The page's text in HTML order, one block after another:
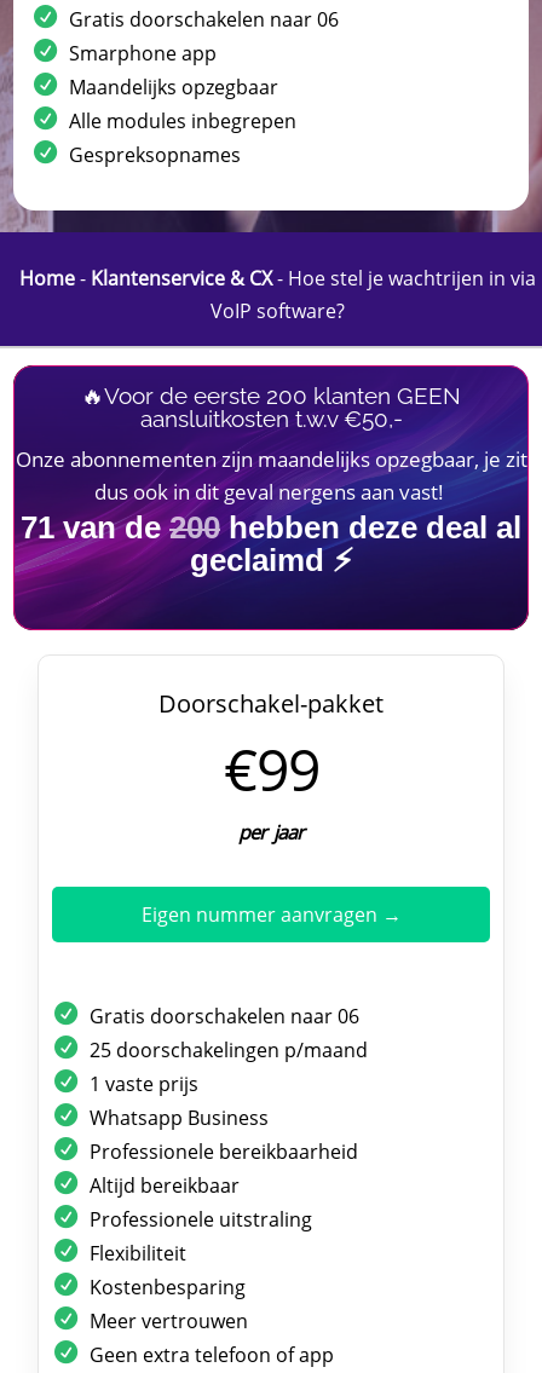
Gratis doorschakelen naar 06
Smarphone app
Maandelijks opzegbaar
Alle modules inbegrepen
Gespreksopnames
Home- Klantenservice & CX- Hoe stel je wachtrijen in via
VoIP software?
🔥Voor de eerste 200 klanten GEEN
aansluitkosten t.w.v €50,-
Onze abonnementen zijn maandelijks opzegbaar, je zit
dus ook in dit geval nergens aan vast!
71van de200hebben deze deal al
geclaimd ⚡
Doorschakel-pakket
€99
per jaar
Eigen nummer aanvragen →
Gratis doorschakelen naar 06
25 doorschakelingen p/maand
1 vaste prijs
Whatsapp Business
Professionele bereikbaarheid
Altijd bereikbaar
Professionele uitstraling
Flexibiliteit
Kostenbesparing
Meer vertrouwen
Geen extra telefoon of app